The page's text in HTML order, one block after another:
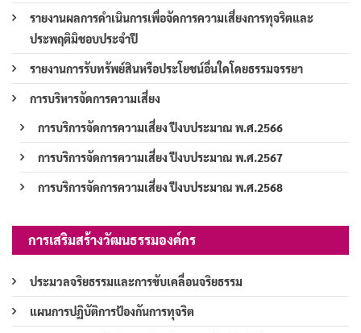
รายงานผลการดำเนินการเพื่อจัดการความเสี่ยงการทุจริตและ
ประพฤติมิชอบประจำปี
รายงานการรับทรัพย์สินหรือประโยชน์อื่นใดโดยธรรมจรรยา
การบริหารจัดการความเสี่ยง
การบริการจัดการความเสี่ยง ปีงบประมาณ พ.ศ.2566
การบริการจัดการความเสี่ยง ปีงบประมาณ พ.ศ.2567
การบริการจัดการความเสี่ยง ปีงบประมาณ พ.ศ.2568
การเสริมสร้างวัฒนธรรมองค์กร
ประมวลจริยธรรมและการขับเคลื่อนจริยธรรม
แผนการปฏิบัติการป้องกันการทุจริต